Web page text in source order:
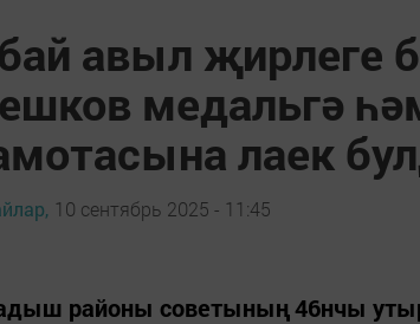
авыл җирлеге
медальгә
лаек
10 сентябрь 2025 - 11:45
районы советының 46нчы